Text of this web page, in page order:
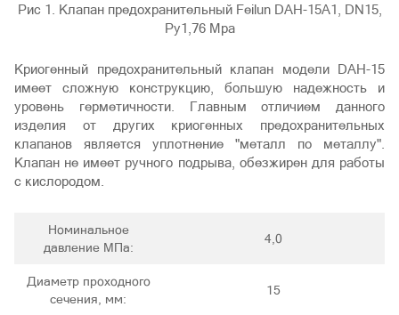
Рис 1. Клапан предохранительный Feilun DAН-15A1, DN15,
Ру1,76 Мра
Криогенный предохранительный клапан модели DAH-15
имеет сложную конструкцию, большую надежность и
уровень герметичности. Главным отличием данного
изделия от других криогенных предохранительных
клапанов является уплотнение "металл по металлу".
Клапан не имеет ручного подрыва, обезжирен для работы
с кислородом.
Номинальное
давление МПа:
4,0
Диаметр проходного
сечения, мм:
15